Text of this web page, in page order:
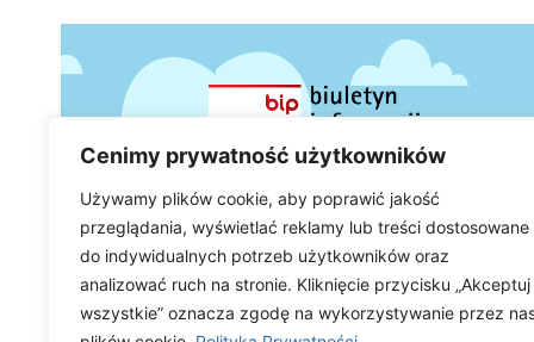
Cenimy prywatność użytkowników
Używamy plików cookie, aby poprawić jakość
przeglądania, wyświetlać reklamy lub treści dostosowane
do indywidualnych potrzeb użytkowników oraz
analizować ruch na stronie. Kliknięcie przycisku „Akceptuj
wszystkie” oznacza zgodę na wykorzystywanie przez